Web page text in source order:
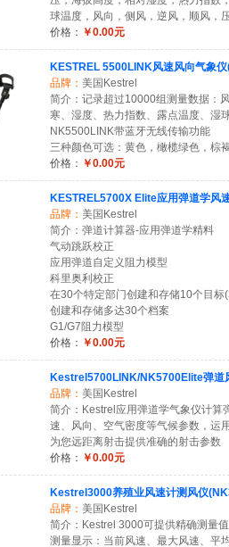
球温度，风向，侧风，逆风，顺风，
价格： ￥0.00元
KESTREL 5500LINK风速风向气象
品牌： 美国Kestrel
简介：记录超过10000组测量数据：
寒、湿度、热力指数、露点温度、湿
NK5500LINK带蓝牙无线传输功能
三种颜色可选：黄色，橄榄绿色，棕
价格： ￥0.00元
KESTREL5700X Elite应用弹道学风
品牌： 美国Kestrel
简介：弹道计算器-应用弹道学精料
气动跳跃校正
应用弹道自定义阻力模型
科里奥利校正
在30个特定部门创建和存储10个目标
创建和存储多达30个档案
G1/G7阻力模型
价格： ￥0.00元
Kestrel5700LINK/NK5700Elite弹道
品牌： 美国Kestrel
简介：Kestrel应用弹道学气象仪计算
速、风向、空气密度等气候参数，运
为您远距离射击提供准确的射击参数
价格： ￥0.00元
Kestrel3000养殖业风速计测风仪
品牌： 美国Kestrel
简介：Kestrel 3000可提供精确测量
测量显示：当前风速、最大风速、平